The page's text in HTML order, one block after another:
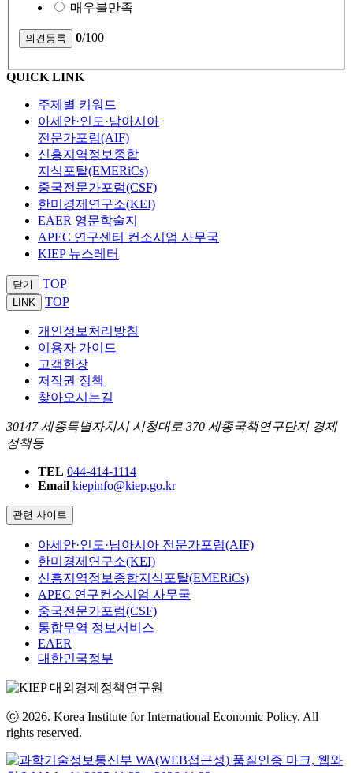
매우불만족
0/100
QUICK LINK
주제별 키워드
아세안·인도·남아시아
전문가포럼(AIF)
신흥지역정보종합
지식포탈(EMERiCs)
중국전문가포럼(CSF)
한미경제연구소(KEI)
EAER 영문학술지
APEC 연구센터 컨소시엄 사무국
KIEP 뉴스레터
닫기 TOP
LINK TOP
개인정보처리방침
이용자 가이드
고객헌장
저작권 정책
찾아오시는길
30147 세종특별자치시 시청대로 370 세종국책연구단지 경제
정책동
TEL 044-414-1114
Email kiepinfo@kiep.go.kr
관련 사이트
아세안·인도·남아시아 전문가포럼(AIF)
한미경제연구소(KEI)
신흥지역정보종합지식포탈(EMERiCs)
APEC 연구컨소시엄 사무국
중국전문가포럼(CSF)
통합무역 정보서비스
EAER
대한민국정부
ⓒ 2026. Korea Institute for International Economic Policy. All
rights reserved.